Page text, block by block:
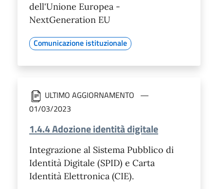
dell'Unione Europea -
NextGeneration EU
Comunicazione istituzionale
ULTIMO AGGIORNAMENTO
01/03/2023
1.4.4 Adozione identità digitale
Integrazione al Sistema Pubblico di
Identità Digitale (SPID) e Carta
Identità Elettronica (CIE).